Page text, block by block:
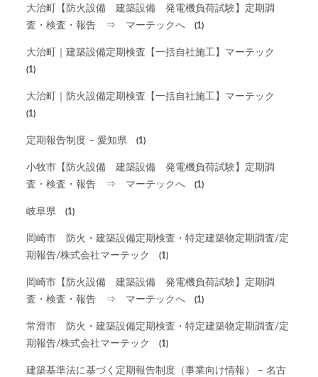
大治町【防火設備 建築設備 発電機負荷試験】定期調
査・検査・報告 ⇒ マーテックへ
(1)
大治町｜建築設備定期検査【一括自社施工】マーテック
(1)
大治町｜防火設備定期検査【一括自社施工】マーテック
(1)
定期報告制度 – 愛知県 (1)
小牧市【防火設備 建築設備 発電機負荷試験】定期調
査・検査・報告 ⇒ マーテックへ
(1)
岐阜県 (1)
岡崎市 防火・建築設備定期検査・特定建築物定期調査/定
期報告/株式会社マーテック
(1)
岡崎市【防火設備 建築設備 発電機負荷試験】定期調
査・検査・報告 ⇒ マーテックへ
(1)
常滑市 防火・建築設備定期検査・特定建築物定期調査/定
期報告/株式会社マーテック
(1)
建築基準法に基づく定期報告制度（事業向け情報） – 名古